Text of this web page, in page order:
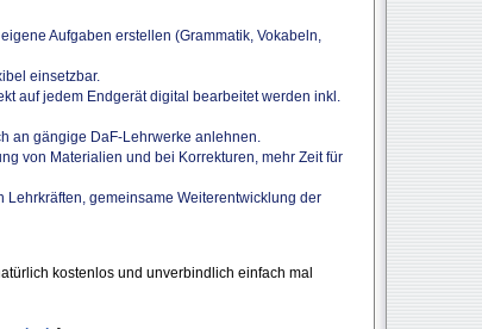
Aufgaben erstellen (Grammatik, Vokabeln,
einsetzbar.
auf jedem Endgerät digital bearbeitet werden inkl.
an gängige DaF-Lehrwerke anlehnen.
von Materialien und bei Korrekturen, mehr Zeit für
Lehrkräften, gemeinsame Weiterentwicklung der
kostenlos und unverbindlich einfach mal